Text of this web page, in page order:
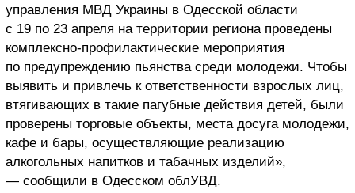
управления МВД Украины в Одесской области
с 19 по 23 апреля на территории региона проведены
комплексно-профилактические мероприятия
по предупреждению пьянства среди молодежи. Чтобы
выявить и привлечь к ответственности взрослых лиц,
втягивающих в такие пагубные действия детей, были
проверены торговые объекты, места досуга молодежи,
кафе и бары, осуществляющие реализацию
алкогольных напитков и табачных изделий»,
— сообщили в Одесском облУВД.